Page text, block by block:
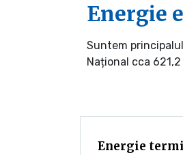
Energie
Suntem
Național cca
Energie